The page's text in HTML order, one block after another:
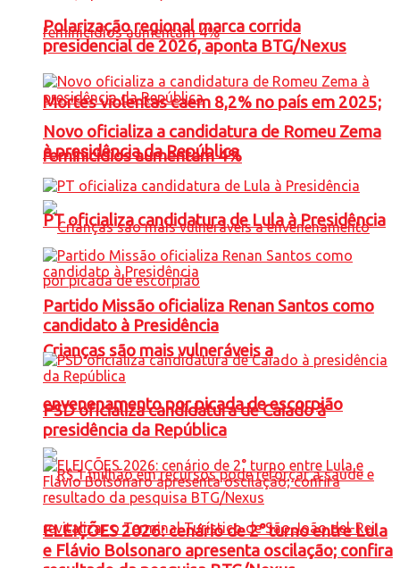
Mortes violentas caem 8,2% no país em 2025;
feminicídios aumentam 4%
Crianças são mais vulneráveis a
envenenamento por picada de escorpião
Polarização regional marca corrida
presidencial de 2026, aponta BTG/Nexus
Novo oficializa a candidatura de Romeu Zema
à presidência da República
PT oficializa candidatura de Lula à Presidência
Partido Missão oficializa Renan Santos como
candidato à Presidência
PSD oficializa candidatura de Caiado à
presidência da República
ELEIÇÕES 2026: cenário de 2° turno entre Lula
e Flávio Bolsonaro apresenta oscilação; confira